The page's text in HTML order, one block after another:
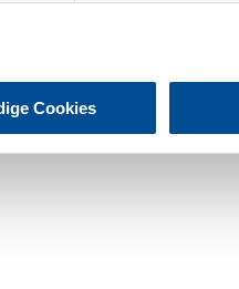
Cookies